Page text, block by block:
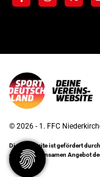
© 2026 - 1. FFC
Diese Website ist gefördert
einem gemeinsamen Angebot